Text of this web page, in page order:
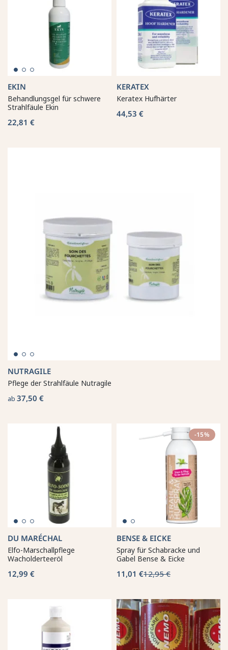
EKIN
Behandlungsgel für schwere
Strahlfäule Ekin
22,81 €
KERATEX
Keratex Hufhärter
44,53 €
NUTRAGILE
Pflege der Strahlfäule Nutragile
ab 37,50 €
DU MARÉCHAL
Elfo-Marschallpflege
Wacholderteeröl
12,99 €
-15%
BENSE & EICKE
Spray für Schabracke und
Gabel Bense & Eicke
11,01 €12,95 €